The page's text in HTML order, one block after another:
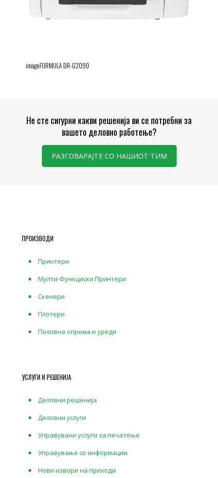
imageFORMULA DR-G2090
Не сте сигурни какви решенија ви се потребни за
вашето деловно работење?
РАЗГОВАРАЈТЕ СО НАШИОТ ТИМ
ПРОИЗВОДИ
Принтери
Мулти-Функциски Принтери
Скенери
Плотери
Половна опрема и уреди
УСЛУГИ И РЕШЕНИЈА
Деловни решенија
Деловни услуги
Управувани услуги за печатење
Управување со информации
Нови извори на приходи